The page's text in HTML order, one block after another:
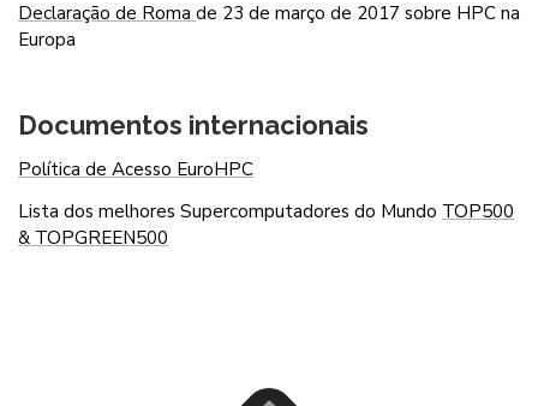
Declaração de Roma de 23 de março de 2017 sobre HPC na
Europa
Documentos internacionais
Política de Acesso EuroHPC
Lista dos melhores Supercomputadores do Mundo TOP500
& TOPGREEN500